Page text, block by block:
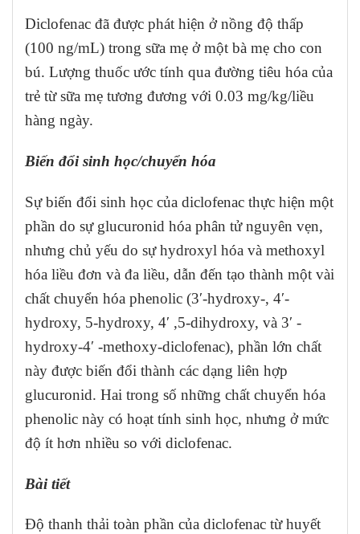
Diclofenac đã được phát hiện ở nồng độ thấp
(100 ng/mL) trong sữa mẹ ở một bà mẹ cho con
bú. Lượng thuốc ước tính qua đường tiêu hóa của
trẻ từ sữa mẹ tương đương với 0.03 mg/kg/liều
hàng ngày.
Biến đổi sinh học/chuyển hóa
Sự biến đổi sinh học của diclofenac thực hiện một
phần do sự glucuronid hóa phân tử nguyên vẹn,
nhưng chủ yếu do sự hydroxyl hóa và methoxyl
hóa liều đơn và đa liều, dẫn đến tạo thành một vài
chất chuyển hóa phenolic (3′-hydroxy-, 4′-
hydroxy, 5-hydroxy, 4′ ,5-dihydroxy, và 3′ -
hydroxy-4′ -methoxy-diclofenac), phần lớn chất
này được biến đổi thành các dạng liên hợp
glucuronid. Hai trong số những chất chuyển hóa
phenolic này có hoạt tính sinh học, nhưng ở mức
độ ít hơn nhiều so với diclofenac.
Bài tiết
Độ thanh thải toàn phần của diclofenac từ huyết